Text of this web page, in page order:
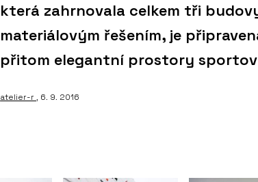
která zahrnovala celkem tři
materiálovým řešením, je
přitom elegantní prostory
atelier-r , 6. 9. 2016